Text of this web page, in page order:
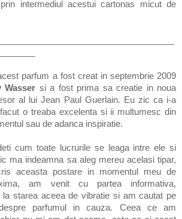
intermediul acestui cartonas micut de
parfum a fost creat in septembrie 2009
Wasser si a fost prima sa creatie in noua
al lui Jean Paul Guerlain. Eu zic ca i-a
o treaba excelenta si ii multumesc din
sau de adanca inspiratie.
cum toate lucrurile se leaga intre ele si
ma indeamna sa aleg mereu acelasi tipar,
aceasta postare in momentul meu de
am venit cu partea informativa,
la starea aceea de vibratie si am cautat pe
parfumul in cauza. Ceea ce am